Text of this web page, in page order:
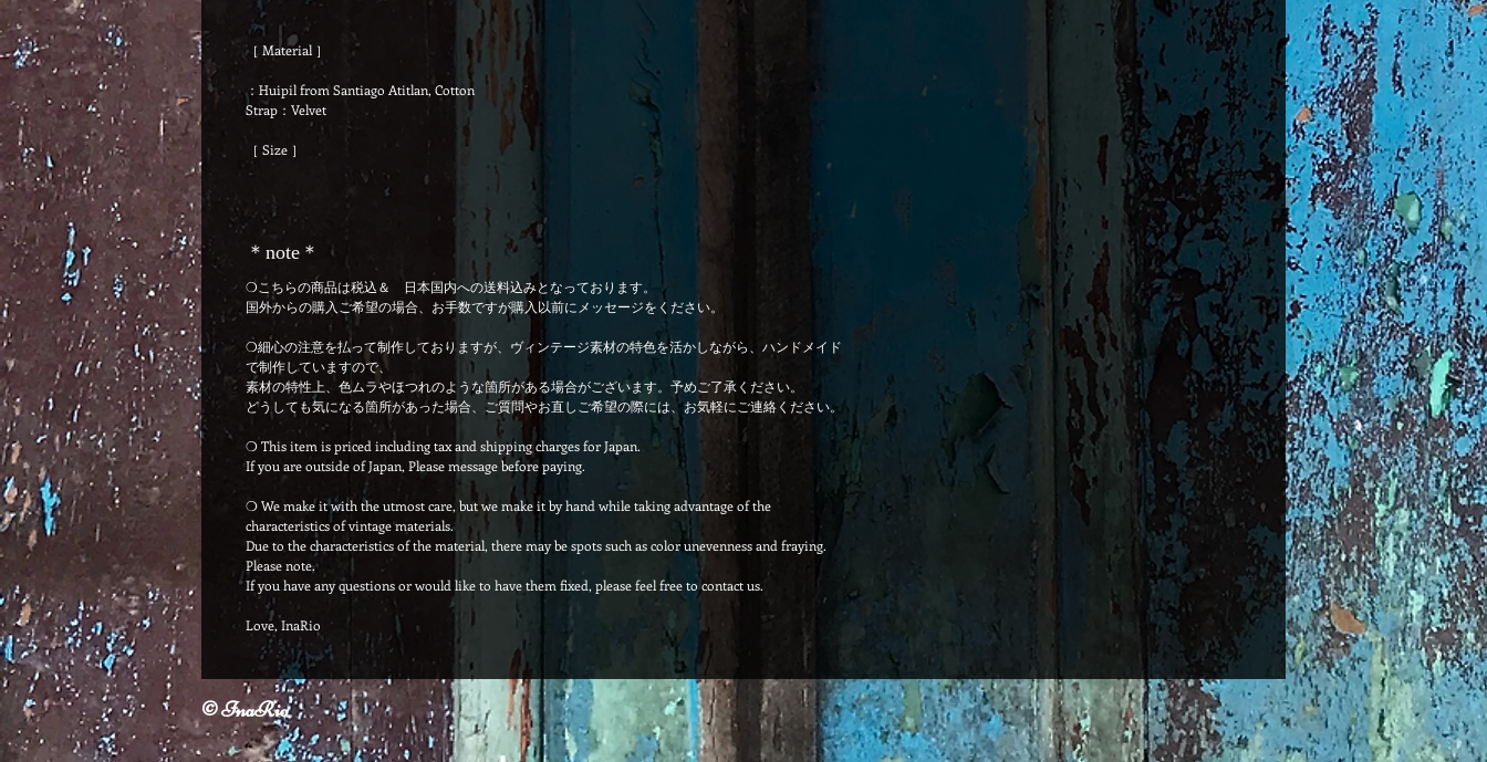
［ Material ］
：Huipil from Santiago Atitlan, Cotton
Strap：Velvet
［ Size ］
＊note＊
❍こちらの商品は税込＆ 日本国内への送料込みとなっております。
国外からの購入ご希望の場合、お手数ですが購入以前にメッセージをください。
❍細心の注意を払って制作しておりますが、ヴィンテージ素材の特色を活かしながら、ハンドメイド
で制作していますので、
素材の特性上、色ムラやほつれのような箇所がある場合がございます。予めご了承ください。
どうしても気になる箇所があった場合、ご質問やお直しご希望の際には、お気軽にご連絡ください。
❍ This item is priced including tax and shipping charges for Japan.
If you are outside of Japan, Please message before paying.
❍ We make it with the utmost care, but we make it by hand while taking advantage of the
characteristics of vintage materials.
Due to the characteristics of the material, there may be spots such as color unevenness and fraying.
Please note.
If you have any questions or would like to have them fixed, please feel free to contact us.
Love, InaRio
© InaRio